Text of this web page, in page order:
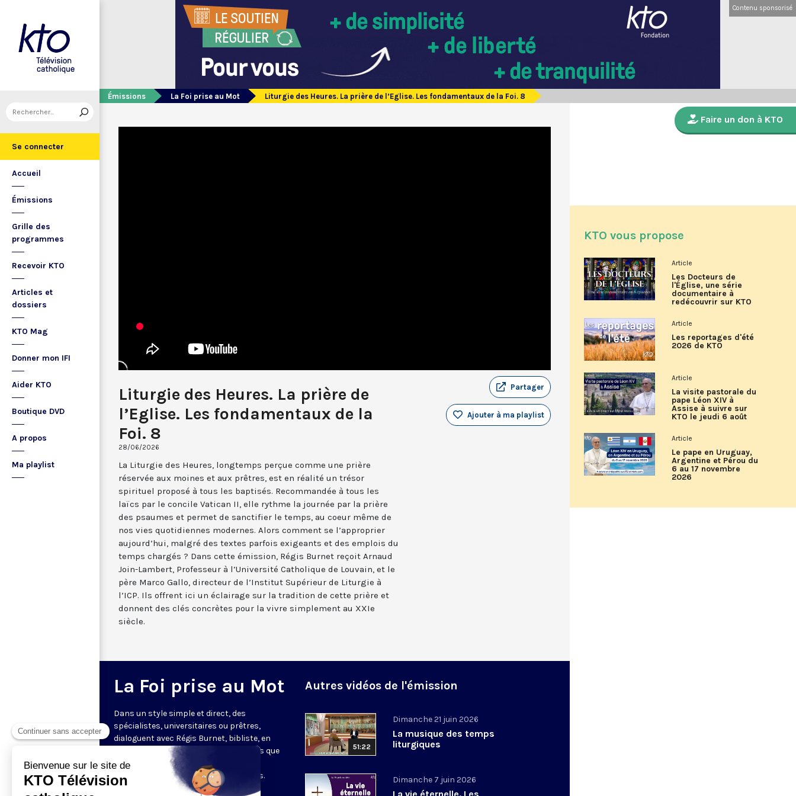
Se connecter
Accueil
Émissions
Grille des
programmes
Recevoir KTO
Articles et
dossiers
KTO Mag
Donner mon IFI
Aider KTO
Boutique DVD
A propos
Ma playlist
Contenu sponsorisé
Émissions La Foi prise au Mot Liturgie des Heures. La prière de l’Eglise. Les fondamentaux de la Foi. 8
Liturgie des Heures. La prière de
l’Eglise. Les fondamentaux de la
Foi. 8
28/06/2026
Partager
Ajouter à ma playlist
La Liturgie des Heures, longtemps perçue comme une prière
réservée aux moines et aux prêtres, est en réalité un trésor
spirituel proposé à tous les baptisés. Recommandée à tous les
laïcs par le concile Vatican II, elle rythme la journée par la prière
des psaumes et permet de sanctifier le temps, au coeur même de
nos vies quotidiennes modernes. Alors comment se l’approprier
aujourd’hui, malgré des textes parfois exigeants et des emplois du
temps chargés ? Dans cette émission, Régis Burnet reçoit Arnaud
Join-Lambert, Professeur à l’Université Catholique de Louvain, et le
père Marco Gallo, directeur de l’Institut Supérieur de Liturgie à
l’ICP. Ils offrent ici un éclairage sur la tradition de cette prière et
donnent des clés concrètes pour la vivre simplement au XXIe
siècle.
La Foi prise au Mot
Dans un style simple et direct, des
spécialistes, universitaires ou prêtres,
dialoguent avec Régis Burnet, bibliste, en
apportant des réponses aux questions que
nous pouvons nous poser sur la foi, la
liturgie, de grandes figures chrétiennes.
Autres vidéos de l'émission
51:22
Dimanche 21 juin 2026
La musique des temps
liturgiques
Dimanche 7 juin 2026
La vie éternelle. Les
Faire un don à KTO
KTO vous propose
Article
Les Docteurs de
l'Église, une série
documentaire à
redécouvrir sur KTO
Article
Les reportages d'été
2026 de KTO
Article
La visite pastorale du
pape Léon XIV à
Assise à suivre sur
KTO le jeudi 6 août
Article
Le pape en Uruguay,
Argentine et Pérou du
6 au 17 novembre
2026